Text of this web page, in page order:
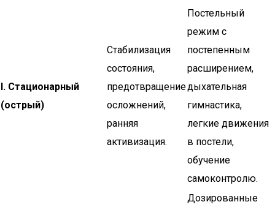
I. Стационарный
(острый)
Стабилизация
состояния,
предотвращение
осложнений,
ранняя
активизация.
Постельный
режим с
постепенным
расширением,
дыхательная
гимнастика,
легкие движения
в постели,
обучение
самоконтролю.
Дозированные